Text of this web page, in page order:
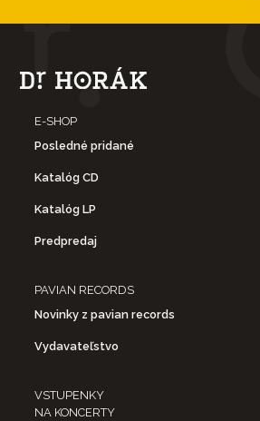
E-SHOP
Posledné pridané
Katalóg CD
Katalóg LP
Predpredaj
PAVIAN RECORDS
Novinky z pavian records
Vydavateľstvo
VSTUPENKY
NA KONCERTY